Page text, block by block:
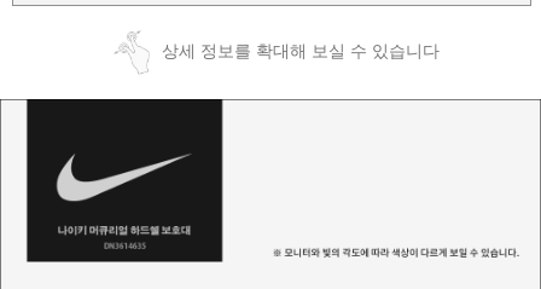
상세 정보를 확대해 보실 수 있습니다